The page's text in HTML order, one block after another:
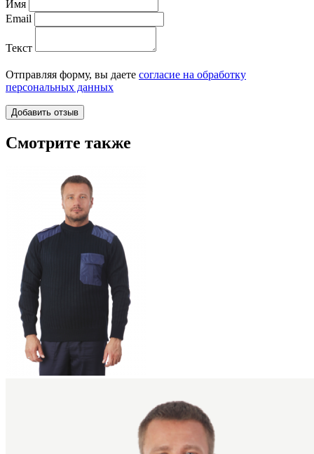
Имя
Email
Текст
Отправляя форму, вы даете согласие на обработку
персональных данных
Смотрите также